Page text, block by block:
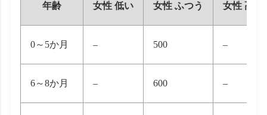
年齢 女性 低い 女性 ふつう 女性 高い
0～5か月 – 500 –
6～8か月 – 600 –